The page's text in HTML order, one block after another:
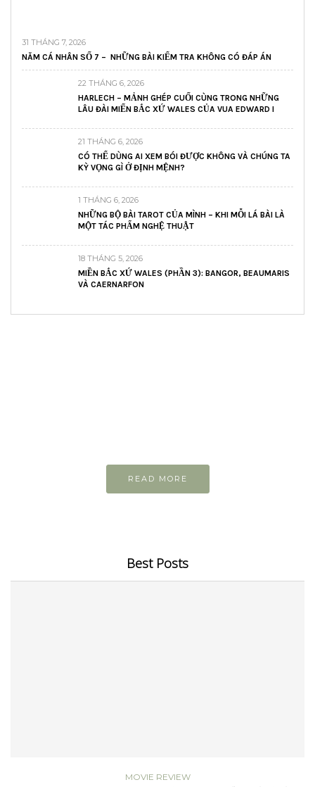
31 THÁNG 7, 2026
NĂM CÁ NHÂN SỐ 7 – NHỮNG BÀI KIỂM TRA KHÔNG CÓ ĐÁP ÁN
22 THÁNG 6, 2026
HARLECH – MẢNH GHÉP CUỐI CÙNG TRONG NHỮNG
LÂU ĐÀI MIẾN BẮC XỨ WALES CỦA VUA EDWARD I
21 THÁNG 6, 2026
CÓ THỂ DÙNG AI XEM BÓI ĐƯỢC KHÔNG VÀ CHÚNG TA
KỲ VỌNG GÌ Ở ĐỊNH MỆNH?
1 THÁNG 6, 2026
NHỮNG BỘ BÀI TAROT CỦA MÌNH – KHI MỖI LÁ BÀI LÀ
MỘT TÁC PHẨM NGHỆ THUẬT
18 THÁNG 5, 2026
MIỀN BẮC XỨ WALES (PHẦN 3): BANGOR, BEAUMARIS
VÀ CAERNARFON
READ MORE
Best Posts
MOVIE REVIEW